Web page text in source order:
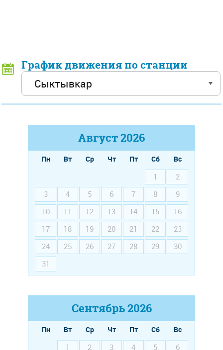
График движения по станции
Август2026
Пн Вт Ср Чт Пт Сб
Вс
1
2
3
4 5 6 7 8
9
10
11 12 13 14 15
16
17
18 19 20 21 22
23
24
25 26 27 28 29
30
31
Сентябрь2026
Пн Вт Ср Чт Пт Сб
Вс
1
2 3 4 5
6